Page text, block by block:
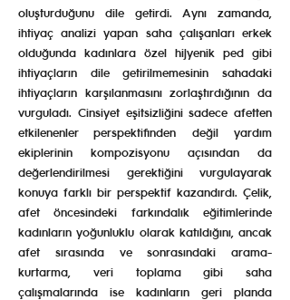
oluşturduğunu dile getirdi. Aynı zamanda,
ihtiyaç analizi yapan saha çalışanları erkek
olduğunda kadınlara özel hijyenik ped gibi
ihtiyaçların dile getirilmemesinin sahadaki
ihtiyaçların karşılanmasını zorlaştırdığının da
vurguladı. Cinsiyet eşitsizliğini sadece afetten
etkilenenler perspektifinden değil yardım
ekiplerinin kompozisyonu açısından da
değerlendirilmesi gerektiğini vurgulayarak
konuya farklı bir perspektif kazandırdı. Çelik,
afet öncesindeki farkındalık eğitimlerinde
kadınların yoğunluklu olarak katıldığını, ancak
afet sırasında ve sonrasındaki arama-
kurtarma, veri toplama gibi saha
çalışmalarında ise kadınların geri planda